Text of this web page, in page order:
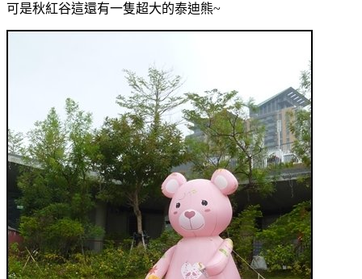
可是秋紅谷這還有一隻超大的泰迪熊~